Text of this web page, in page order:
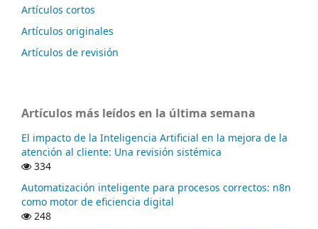
Artículos cortos
Artículos originales
Artículos de revisión
Artículos más leídos en la última semana
El impacto de la Inteligencia Artificial en la mejora de la
atención al cliente: Una revisión sistémica
334
Automatización inteligente para procesos correctos: n8n
como motor de eficiencia digital
248